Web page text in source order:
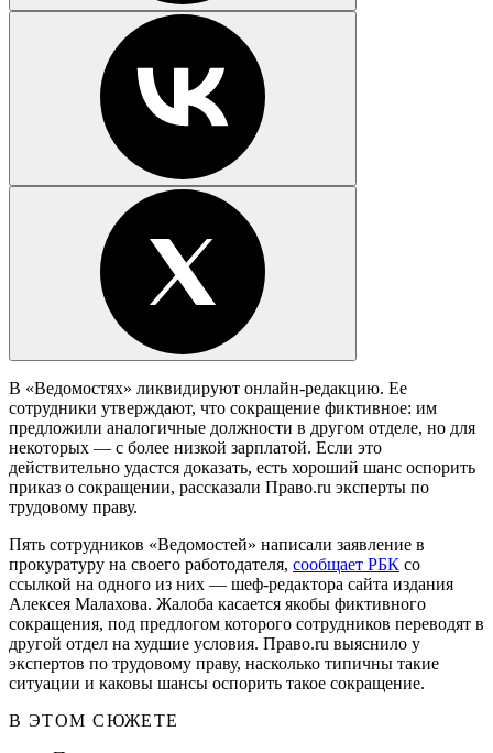
В «Ведомостях» ликвидируют онлайн-редакцию. Ее
сотрудники утверждают, что сокращение фиктивное: им
предложили аналогичные должности в другом отделе, но для
некоторых — с более низкой зарплатой. Если это
действительно удастся доказать, есть хороший шанс оспорить
приказ о сокращении, рассказали Право.ru эксперты по
трудовому праву.
Пять сотрудников «Ведомостей» написали заявление в
прокуратуру на своего работодателя, сообщает РБК со
ссылкой на одного из них — шеф-редактора сайта издания
Алексея Малахова. Жалоба касается якобы фиктивного
сокращения, под предлогом которого сотрудников переводят в
другой отдел на худшие условия. Право.ru выяснило у
экспертов по трудовому праву, насколько типичны такие
ситуации и каковы шансы оспорить такое сокращение.
В ЭТОМ СЮЖЕТЕ